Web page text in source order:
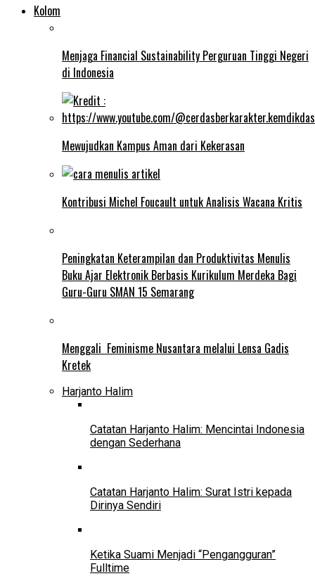
Kolom
Menjaga Financial Sustainability Perguruan Tinggi Negeri
di Indonesia
Mewujudkan Kampus Aman dari Kekerasan
Kontribusi Michel Foucault untuk Analisis Wacana Kritis
Peningkatan Keterampilan dan Produktivitas Menulis
Buku Ajar Elektronik Berbasis Kurikulum Merdeka Bagi
Guru-Guru SMAN 15 Semarang
Menggali Feminisme Nusantara melalui Lensa Gadis
Kretek
Harjanto Halim
Catatan Harjanto Halim: Mencintai Indonesia
dengan Sederhana
Catatan Harjanto Halim: Surat Istri kepada
Dirinya Sendiri
Ketika Suami Menjadi “Pengangguran”
Fulltime